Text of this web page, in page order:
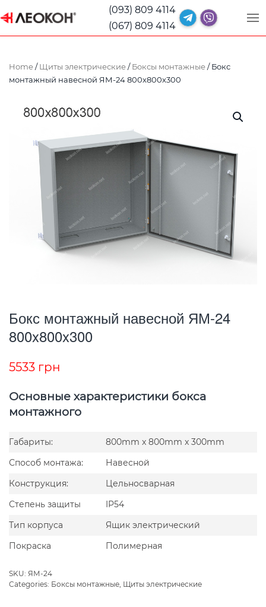
(093) 809 4114
(067) 809 4114
Home/Щиты электрические/Боксы монтажные/ Бокс
монтажный навесной ЯМ-24 800x800x300
Бокс монтажный навесной ЯМ-24
800x800x300
5533 грн
Основные характеристики бокса
монтажного
Габариты:
800mm x 800mm x 300mm
Способ монтажа:
Навесной
Конструкция:
Цельносварная
Степень защиты
IP54
Тип корпуса
Ящик электрический
Покраска
Полимерная
SKU: ЯМ-24
Categories: Боксы монтажные Щиты электрические